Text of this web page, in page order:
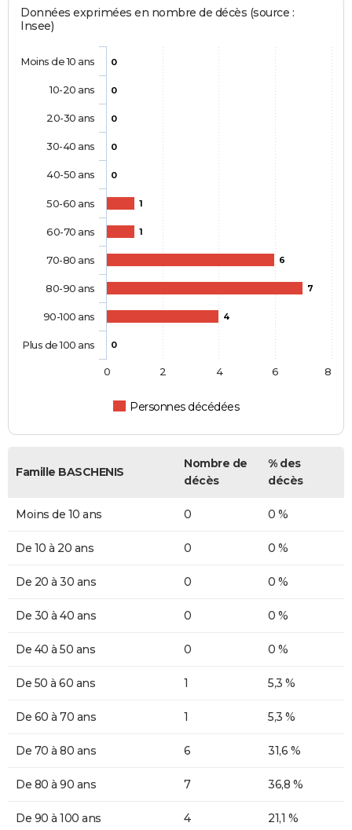
Données exprimées en nombre de décès (source :
Insee)
0
0
0
0
0
1
1
6
7
4
0
Personnes décédées
Moins de 10 ans
10-20 ans
20-30 ans
30-40 ans
40-50 ans
50-60 ans
60-70 ans
70-80 ans
80-90 ans
90-100 ans
Plus de 100 ans
0 2 4 6 8
Famille BASCHENIS
Nombre de
décès
% des
décès
Moins de 10 ans 0 0 %
De 10 à 20 ans 0 0 %
De 20 à 30 ans 0 0 %
De 30 à 40 ans 0 0 %
De 40 à 50 ans 0 0 %
De 50 à 60 ans 1 5,3 %
De 60 à 70 ans 1 5,3 %
De 70 à 80 ans 6 31,6 %
De 80 à 90 ans 7 36,8 %
De 90 à 100 ans 4 21,1 %